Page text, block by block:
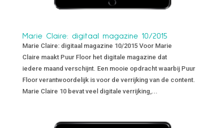
Marie Claire: digitaal magazine 10/2015
Marie Claire: digitaal magazine 10/2015 Voor Marie
Claire maakt Puur Floor het digitale magazine dat
iedere maand verschijnt. Een mooie opdracht waarbij Puur
Floor verantwoordelijk is voor de verrijking van de content.
Marie Claire 10 bevat veel digitale verrijking,...